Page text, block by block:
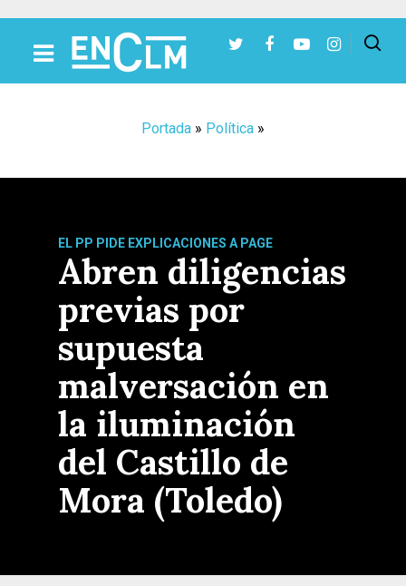
Portada » Política »
EL PP PIDE EXPLICACIONES A PAGE
Abren diligencias
previas por
supuesta
malversación en
la iluminación
del Castillo de
Mora (Toledo)